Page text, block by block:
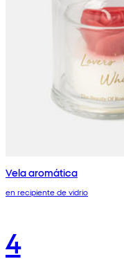
Vela aromática
en recipiente de vidrio
4